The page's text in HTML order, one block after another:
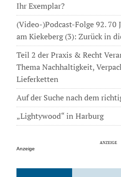
Ihr Exemplar?
(Video-)Podcast-Folge 92. 70
am Kiekeberg (3): Zurück in
Teil 2 der Praxis & Recht
Thema Nachhaltigkeit,
Lieferketten
Auf der Suche nach dem
„Lightywood“ in Harburg
Anzeige